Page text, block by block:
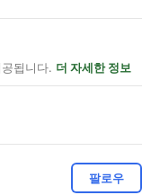
됩니다. 더 자세한 정보
팔로우